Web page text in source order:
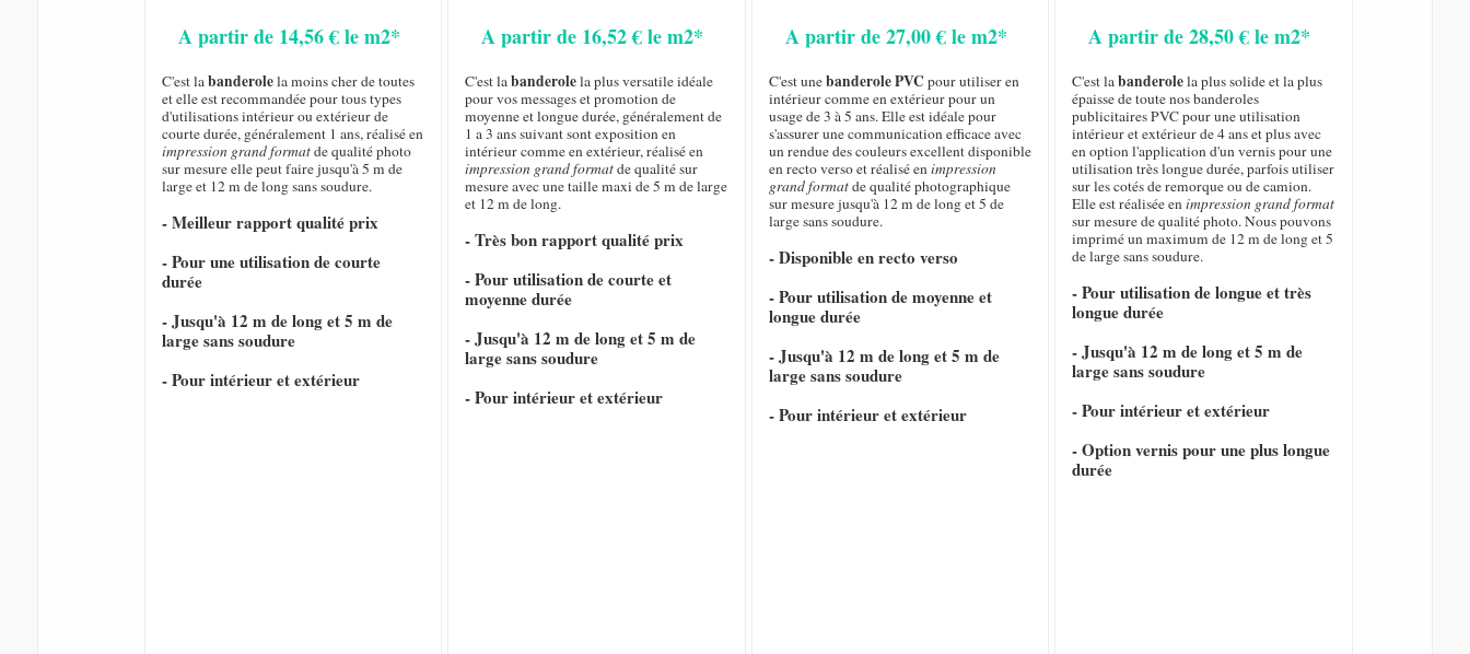
A partir de 14,56 € le m2*
C'est labanderolela moins cher de toutes
et elle est recommandée pour tous types
d'utilisations intérieur ou extérieur de
courte durée, généralement 1 ans, réalisé en
impression grand formatde qualité photo
sur mesure elle peut faire jusqu'à 5 m de
large et 12 m de long sans soudure.
- Meilleur rapport qualité prix
- Pour une utilisation de courte
durée
- Jusqu'à 12 m de long et 5 m de
large sans soudure
- Pour intérieur et extérieur
A partir de 16,52 € le m2*
C'est labanderolela plus versatile idéale
pour vos messages et promotion de
moyenne et longue durée, généralement de
1 a 3 ans suivant sont exposition en
intérieur comme en extérieur, réalisé en
impression grand formatde qualité sur
mesure avec une taille maxi de 5 m de large
et 12 m de long.
- Très bon rapport qualité prix
- Pour utilisation de courte et
moyenne durée
- Jusqu'à 12 m de long et 5 m de
large sans soudure
- Pour intérieur et extérieur
A partir de 27,00 € le m2*
C'est unebanderole PVC pour utiliser en
intérieur comme en extérieur pour un
usage de 3 à 5 ans. Elle est idéale pour
s'assurer une communication efficace avec
un rendue des couleurs excellent disponible
en recto verso et réalisé enimpression
grand formatde qualité photographique
sur mesure jusqu'à 12 m de long et 5 de
large sans soudure.
- Disponible en recto verso
- Pour utilisation de moyenne et
longue durée
- Jusqu'à 12 m de long et 5 m de
large sans soudure
- Pour intérieur et extérieur
A partir de 28,50 € le m2*
C'est labanderolela plus solide et la plus
épaisse de toute nos banderoles
publicitaires PVC pour une utilisation
intérieur et extérieur de 4 ans et plus avec
en option l'application d'un vernis pour une
utilisation très longue durée, parfois utiliser
sur les cotés de remorque ou de camion.
Elle est réalisée enimpression grand format
sur mesure de qualité photo. Nous pouvons
imprimé un maximum de 12 m de long et 5
de large sans soudure.
- Pour utilisation de longue et très
longue durée
- Jusqu'à 12 m de long et 5 m de
large sans soudure
- Pour intérieur et extérieur
- Option vernis pour une plus longue
durée